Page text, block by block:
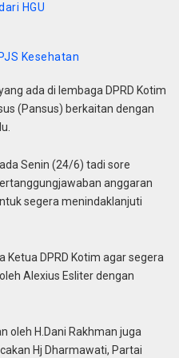
HGU
Kesehatan
ada di lembaga DPRD Kotim
(Pansus) berkaitan dengan
Senin (24/6) tadi sore
anggaran
segera menindaklanjuti
DPRD Kotim agar segera
Alexius Esliter dengan
oleh H.Dani Rakhman juga
Hj Dharmawati, Partai